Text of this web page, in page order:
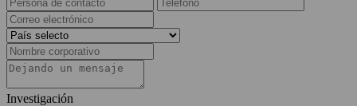
Investigación